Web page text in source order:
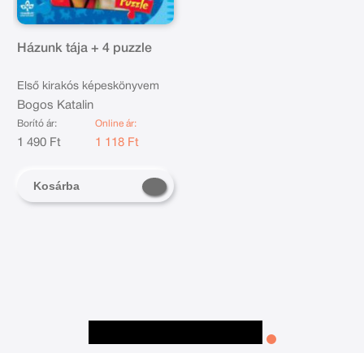
Házunk tája + 4 puzzle
Első kirakós képeskönyvem
Bogos Katalin
Borító ár:
1 490 Ft
Online ár:
1 118 Ft
Kosárba